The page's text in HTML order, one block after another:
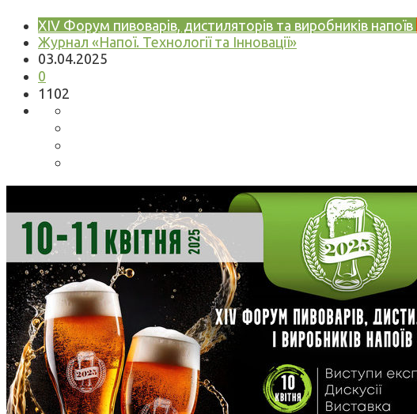
XIV Форум пивоварів, дистиляторів та виробників напоїв
Журнал «Напої. Технології та Інновації»
03.04.2025
0
1102